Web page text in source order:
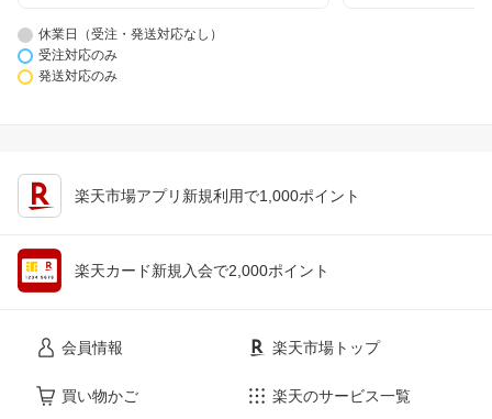
休業日（受注・発送対応なし）
受注対応のみ
発送対応のみ
楽天市場アプリ新規利用で1,000ポイント
楽天カード新規入会で2,000ポイント
会員情報
買い物かご
楽天市場トップ
楽天のサービス一覧